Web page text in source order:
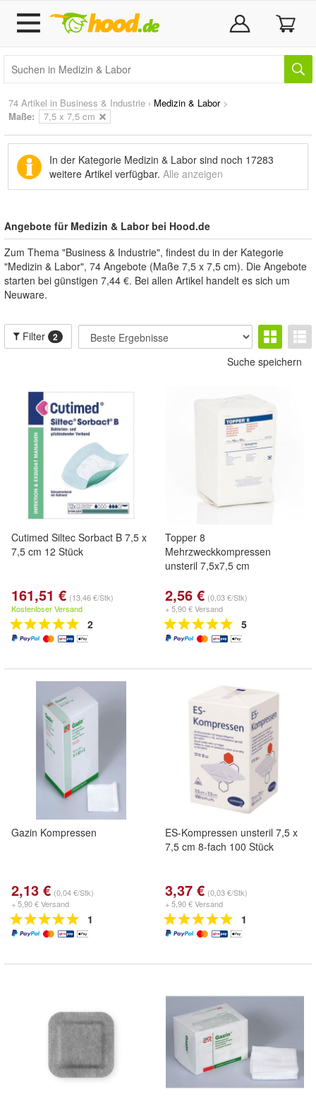
74 Artikel in Business & Industrie › Medizin & Labor>
Maße:
7,5 x 7,5 cm
In der Kategorie Medizin & Labor sind noch 17283
weitere Artikel verfügbar. Alle anzeigen
Angebote für Medizin & Labor bei Hood.de
Zum Thema "Business & Industrie", findest du in der Kategorie
"Medizin & Labor", 74 Angebote (Maße 7,5 x 7,5 cm). Die Angebote
starten bei günstigen 7,44 €. Bei allen Artikel handelt es sich um
Neuware.
Filter 2
Suche speichern
Cutimed Siltec Sorbact B 7,5 x
7,5 cm 12 Stück
161,51 € (13,46 €/Stk)
Kostenloser Versand
2
Topper 8
Mehrzweckkompressen
unsteril 7,5x7,5 cm
2,56 € (0,03 €/Stk)
+ 5,90 € Versand
5
Gazin Kompressen
2,13 € (0,04 €/Stk)
+ 5,90 € Versand
1
ES-Kompressen unsteril 7,5 x
7,5 cm 8-fach 100 Stück
3,37 € (0,03 €/Stk)
+ 5,90 € Versand
1